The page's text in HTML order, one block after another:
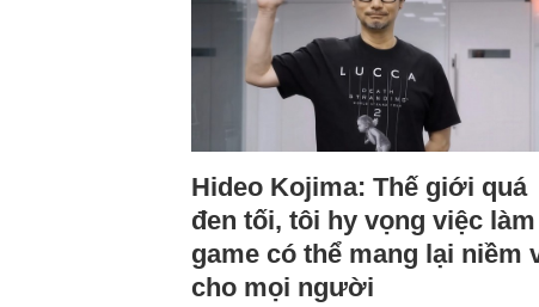
Hideo Kojima: Thế giới quá
đen tối, tôi hy vọng việc làm
game có thể mang lại niềm
cho mọi người